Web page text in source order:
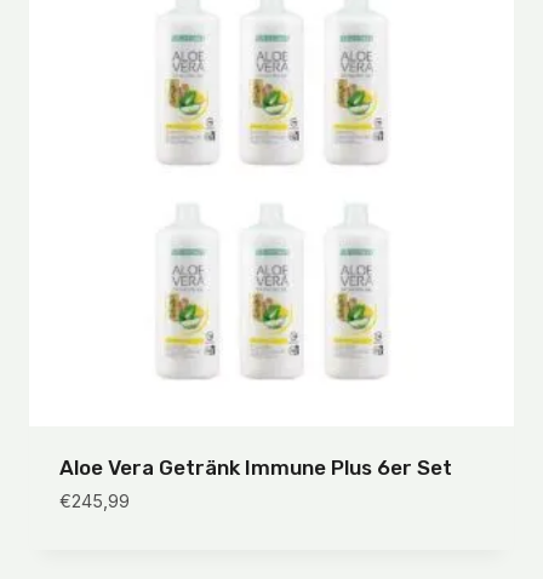
Aloe Vera Getränk Immune Plus 6er Set
€245,99